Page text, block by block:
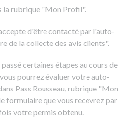
voiture
moto
pro.
de la conduite
la rubrique "Mon Profil".
d'être contacté par l'auto-
de la collecte des avis clients".
certaines étapes au cours de
pourrez évaluer votre auto-
Pass Rousseau, rubrique "Mon
formulaire que vous recevrez par
votre permis obtenu.